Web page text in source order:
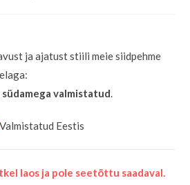
ja ajatust stiili meie siidpehme
südamega valmistatud.
Valmistatud Eestis
laos ja pole seetõttu saadaval.